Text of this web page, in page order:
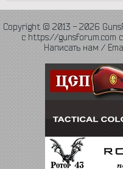
Copyright © 2013 - 2026
с https://gunsforum.com
Написать нам /